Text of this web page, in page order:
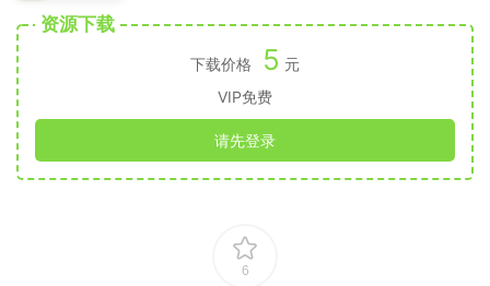
资源下载
下载价格 5 元
VIP免费
请先登录
6